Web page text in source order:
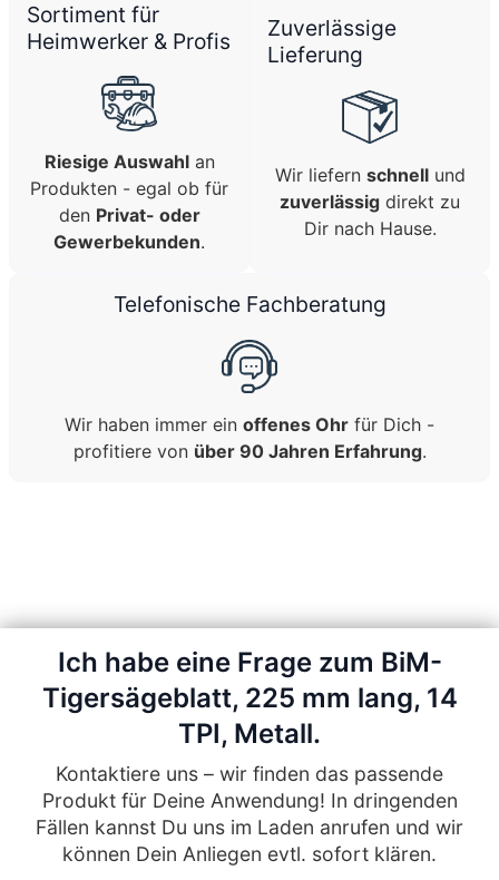
Sortiment für
Heimwerker & Profis
Riesige Auswahlan
Produkten - egal ob für
den Privat- oder
Gewerbekunden.
Zuverlässige
Lieferung
Wir liefern schnellund
zuverlässig direkt zu
Dir nach Hause.
Telefonische Fachberatung
Wir haben immer ein offenes Ohr für Dich -
profitiere von über 90 Jahren Erfahrung.
Ich habe eine Frage zum BiM-
Tigersägeblatt, 225 mm lang, 14
TPI, Metall.
Kontaktiere uns – wir finden das passende
Produkt für Deine Anwendung! In dringenden
Fällen kannst Du uns im Laden anrufen und wir
können Dein Anliegen evtl. sofort klären.